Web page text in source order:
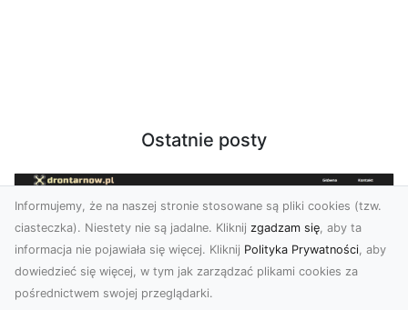
Ostatnie posty
Informujemy, że na naszej stronie stosowane są pliki cookies (tzw.
ciasteczka). Niestety nie są jadalne. Kliknij zgadzam się, aby ta
informacja nie pojawiała się więcej. Kliknij Polityka Prywatności, aby
dowiedzieć się więcej, w tym jak zarządzać plikami cookies za
pośrednictwem swojej przeglądarki.